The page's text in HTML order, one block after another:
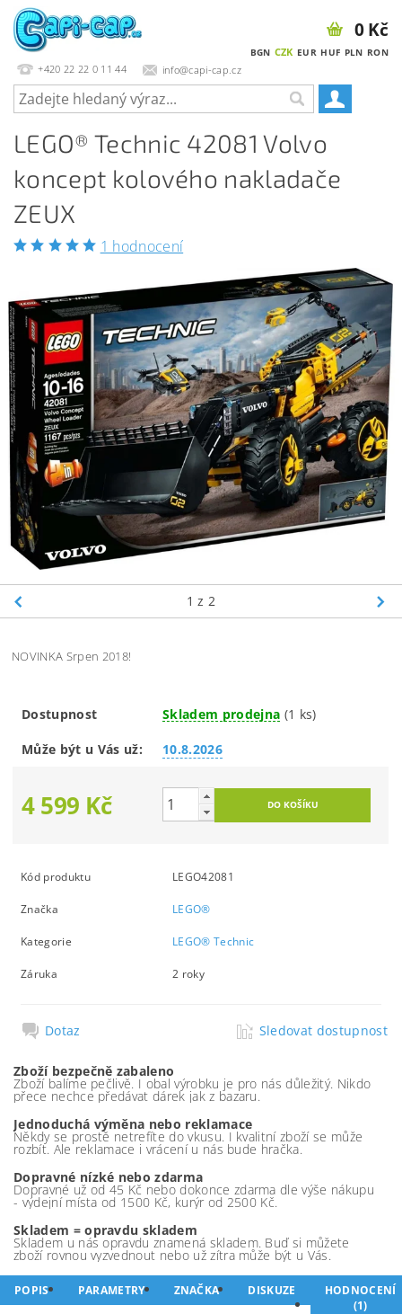
+420 22 22 0 11 44 info@capi-cap.cz
BGN CZK EUR HUF PLN RON
0 Kč
LEGO® Technic 42081 Volvo
koncept kolového nakladače
ZEUX
1 hodnocení
1 z 2
NOVINKA Srpen 2018!
Dostupnost Skladem prodejna (1 ks)
Může být u Vás už: 10.8.2026
4 599 Kč
Kód produktu LEGO42081
Značka LEGO®
Kategorie LEGO® Technic
Záruka 2 roky
Dotaz Sledovat dostupnost
Zboží bezpečně zabaleno
Zboží balíme pečlivě. I obal výrobku je pro nás důležitý. Nikdo
přece nechce předávat dárek jak z bazaru.
Jednoduchá výměna nebo reklamace
Někdy se prostě netrefíte do vkusu. I kvalitní zboží se může
rozbít. Ale reklamace i vrácení u nás bude hračka.
Dopravné nízké nebo zdarma
Dopravné už od 45 Kč nebo dokonce zdarma dle výše nákupu
- výdejní místa od 1500 Kč, kurýr od 2500 Kč.
Skladem = opravdu skladem
Skladem u nás opravdu znamená skladem. Buď si můžete
zboží rovnou vyzvednout nebo už zítra může být u Vás.
POPIS PARAMETRY ZNAČKA DISKUZE
HODNOCENÍ
(1)